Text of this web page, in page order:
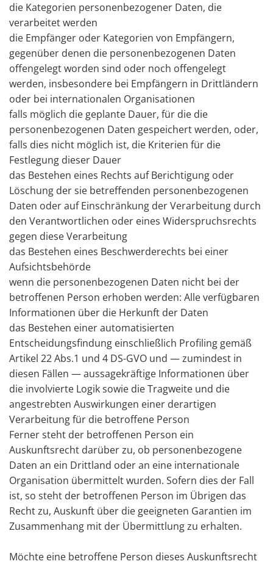
die Kategorien personenbezogener Daten, die
verarbeitet werden
die Empfänger oder Kategorien von Empfängern,
gegenüber denen die personenbezogenen Daten
offengelegt worden sind oder noch offengelegt
werden, insbesondere bei Empfängern in Drittländern
oder bei internationalen Organisationen
falls möglich die geplante Dauer, für die die
personenbezogenen Daten gespeichert werden, oder,
falls dies nicht möglich ist, die Kriterien für die
Festlegung dieser Dauer
das Bestehen eines Rechts auf Berichtigung oder
Löschung der sie betreffenden personenbezogenen
Daten oder auf Einschränkung der Verarbeitung durch
den Verantwortlichen oder eines Widerspruchsrechts
gegen diese Verarbeitung
das Bestehen eines Beschwerderechts bei einer
Aufsichtsbehörde
wenn die personenbezogenen Daten nicht bei der
betroffenen Person erhoben werden: Alle verfügbaren
Informationen über die Herkunft der Daten
das Bestehen einer automatisierten
Entscheidungsfindung einschließlich Profiling gemäß
Artikel 22 Abs.1 und 4 DS-GVO und — zumindest in
diesen Fällen — aussagekräftige Informationen über
die involvierte Logik sowie die Tragweite und die
angestrebten Auswirkungen einer derartigen
Verarbeitung für die betroffene Person
Ferner steht der betroffenen Person ein
Auskunftsrecht darüber zu, ob personenbezogene
Daten an ein Drittland oder an eine internationale
Organisation übermittelt wurden. Sofern dies der Fall
ist, so steht der betroffenen Person im Übrigen das
Recht zu, Auskunft über die geeigneten Garantien im
Zusammenhang mit der Übermittlung zu erhalten.
Möchte eine betroffene Person dieses Auskunftsrecht